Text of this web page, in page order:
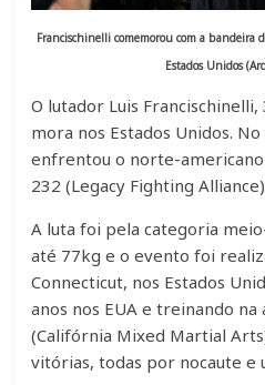
Francischinelli comemorou com a bandeira
Estados Unidos
O lutador Luis
mora nos Estados Unidos.
enfrentou o norte-
232 (Legacy Fighting
A luta foi pela categoria
até 77kg e o evento foi
Connecticut, nos Estados
anos nos EUA e treinando na
(Califórnia Mixed Martial
vitórias, todas por nocaute e